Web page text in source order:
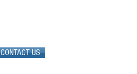
CONTACT US